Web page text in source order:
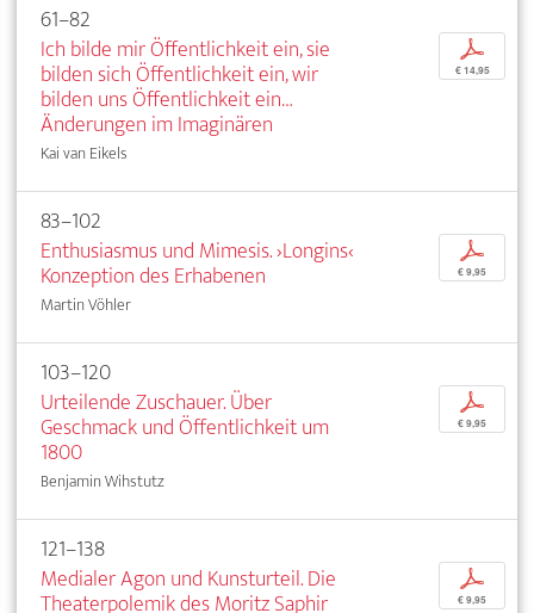
61–82
Ich bilde mir Öffentlichkeit ein, sie
bilden sich Öffentlichkeit ein, wir
bilden uns Öffentlichkeit ein…
Änderungen im Imaginären
Kai van Eikels
p
€ 14,95
83–102
Enthusiasmus und Mimesis. ›Longins‹
Konzeption des Erhabenen
Martin Vöhler
p
€ 9,95
103–120
Urteilende Zuschauer. Über
Geschmack und Öffentlichkeit um
1800
Benjamin Wihstutz
p
€ 9,95
121–138
Medialer Agon und Kunsturteil. Die
Theaterpolemik des Moritz Saphir
p
€ 9,95